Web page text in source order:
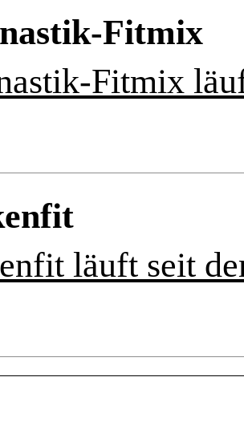
Fitmix
Fitmix
läuft seit